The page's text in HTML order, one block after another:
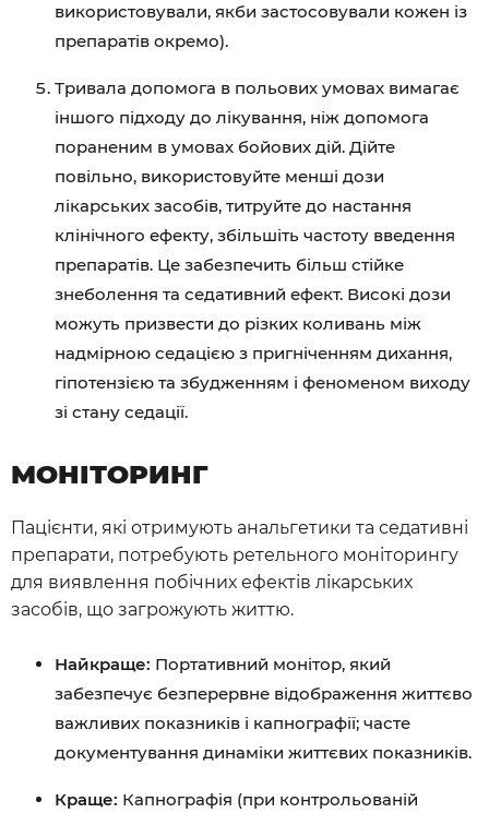
використовували, якби застосовували кожен із
препаратів окремо).
Тривала допомога в польових умовах вимагає
іншого підходу до лікування, ніж допомога
пораненим в умовах бойових дій. Дійте
повільно, використовуйте менші дози
лікарських засобів, титруйте до настання
клінічного ефекту, збільшіть частоту введення
препаратів. Це забезпечить більш стійке
знеболення та седативний ефект. Високі дози
можуть призвести до різких коливань між
надмірною седацією з пригніченням дихання,
гіпотензією та збудженням і феноменом виходу
зі стану седації.
МОНІТОРИНГ
Пацієнти, які отримують анальгетики та седативні
препарати, потребують ретельного моніторингу
для виявлення побічних ефектів лікарських
засобів, що загрожують життю.
Найкраще: Портативний монітор, який
забезпечує безперервне відображення життєво
важливих показників і капнографії; часте
документування динаміки життєвих показників.
Краще: Капнографія (при контрольованій